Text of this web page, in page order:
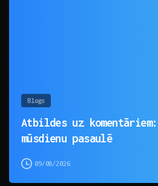
Blogs
Atbildes uz
mūsdienu pasaulē
09/08/2026